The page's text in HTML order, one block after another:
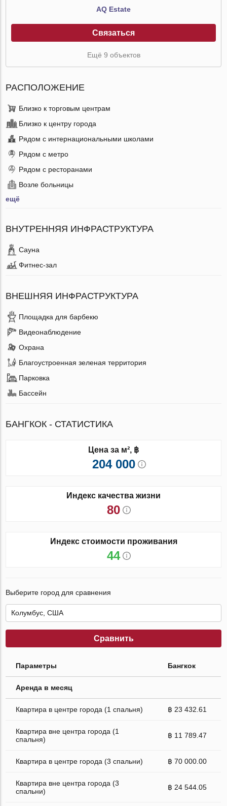
AQ Estate
Связаться
Ещё 9 объектов
РАСПОЛОЖЕНИЕ
Близко к торговым центрам
Близко к центру города
Рядом с интернациональными школами
Рядом с метро
Рядом с ресторанами
Возле больницы
ещё
ВНУТРЕННЯЯ ИНФРАСТРУКТУРА
Сауна
Фитнес-зал
ВНЕШНЯЯ ИНФРАСТРУКТУРА
Площадка для барбекю
Видеонаблюдение
Охрана
Благоустроенная зеленая территория
Парковка
Бассейн
БАНГКОК - СТАТИСТИКА
Цена за м², ฿
204 000
Индекс качества жизни
80
Индекс стоимости проживания
44
Выберите город для сравнения
Сравнить
Параметры Бангкок
Аренда в месяц
Квартира в центре города (1 спальня) ฿ 23 432.61
Квартира вне центра города (1
спальня)
฿ 11 789.47
Квартира в центре города (3 спальни) ฿ 70 000.00
Квартира вне центра города (3
спальни)
฿ 24 544.05